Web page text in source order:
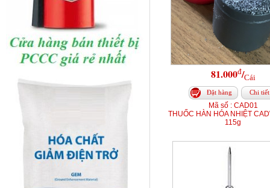
81.000đ/Cái
Đặt hàng Chi tiết
Mã số : CAD01
THUỐC HÀN HÓA NHIỆT
115g